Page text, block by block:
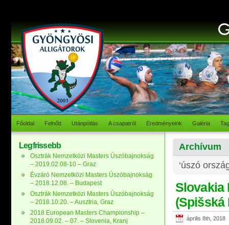
Főoldal Felnőtt Utánpótlás A csapatról Eredményeink Galéria
Archívum
‘úszó
Slovakia
(Spišská
április 8th, 2018
Legfrissebb
Osztrák Nemzetközi Masters Úszóbajnokság
– 2019.02.08-10 – Graz
Évzáró Nemzetközi Masters Úszóbajnokság
– 2018.12.08. – Budapest
Osztrák Nemzetközi Masters Úszóbajnokság
– 2018.10.20. – Ausztria, Graz
2018 European Masters Championship –
2018.09.02. – 07. – Slovenia, Kranj